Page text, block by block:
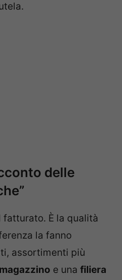
delle
fatturato. È la qualità
la fanno
assortimenti più
magazzino e una filiera